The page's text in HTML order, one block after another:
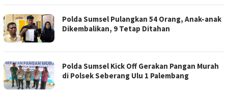
Polda Sumsel Pulangkan 54 Orang, Anak-anak
Dikembalikan, 9 Tetap Ditahan
Polda Sumsel Kick Off Gerakan Pangan Murah
di Polsek Seberang Ulu 1 Palembang